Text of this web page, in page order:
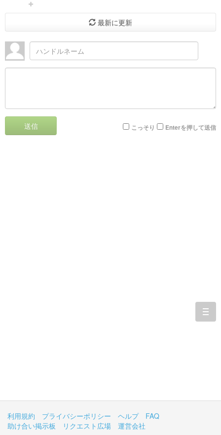
最新に更新
送信 こっそり Enterを押して送信
利用規約 プライバシーポリシー ヘルプ
FAQ
助け合い掲示板
リクエスト広場 運営会社